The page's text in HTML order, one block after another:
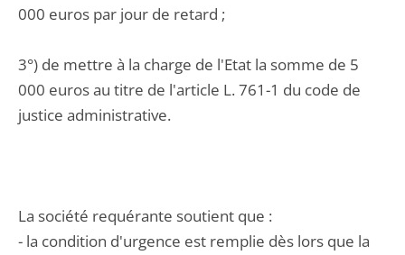
000 euros par jour de retard ;
3°) de mettre à la charge de l'Etat la somme de 5
000 euros au titre de l'article L. 761-1 du code de
justice administrative.
La société requérante soutient que :
- la condition d'urgence est remplie dès lors que la